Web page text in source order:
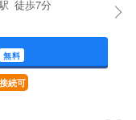
徒歩7分
無料
続可